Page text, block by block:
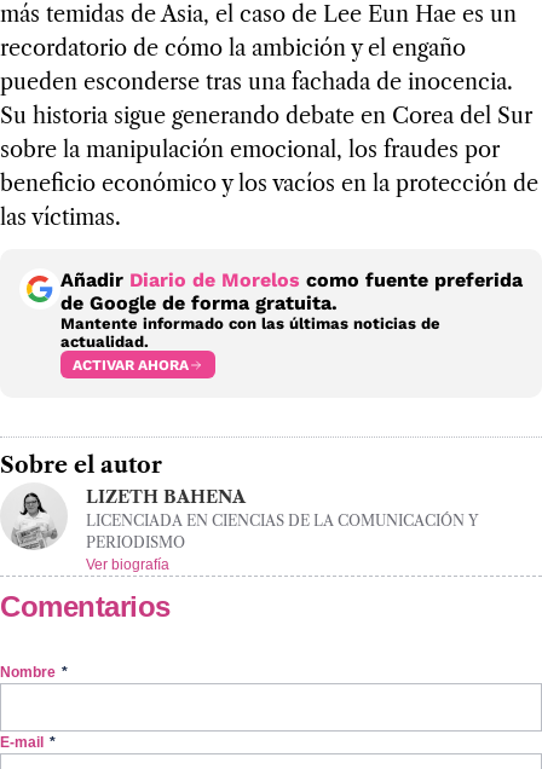
más temidas de Asia, el caso de Lee Eun Hae es un
recordatorio de cómo la ambición y el engaño
pueden esconderse tras una fachada de inocencia.
Su historia sigue generando debate en Corea del Sur
sobre la manipulación emocional, los fraudes por
beneficio económico y los vacíos en la protección de
las víctimas.
Añadir Diario de Morelos como fuente preferida
de Google de forma gratuita.
Mantente informado con las últimas noticias de
actualidad.
ACTIVAR AHORA
Sobre el autor
LIZETH BAHENA
LICENCIADA EN CIENCIAS DE LA COMUNICACIÓN Y
PERIODISMO
Ver biografía
Comentarios
Nombre *
E-mail *